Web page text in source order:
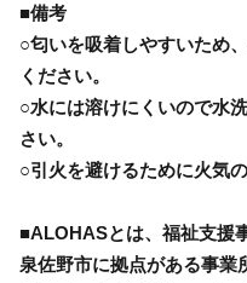
■備考
○匂いを吸着しやすいため
ください。
○水には溶けにくいので水
さい。
○引火を避けるために火気
■ALOHASとは、福祉支援
泉佐野市に拠点がある事業